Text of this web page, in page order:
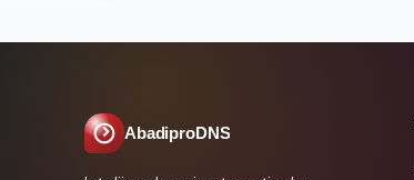
AbadiproDNS